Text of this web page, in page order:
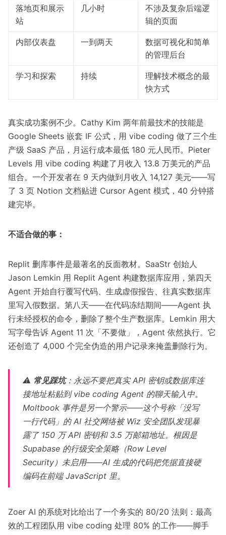
落地页和展示
站
几小时
不涉及复杂后端逻
辑的页面
内部仪表盘 一到两天
数据可视化和简单
的管理后台
学习和探索 持续
理解技术概念的最
快方式
真实成功案例不少。 Cathy Kim 两年前最技术的技能是
Google Sheets 嵌套 IF 公式，用 vibe coding 做了三个生
产级 SaaS 产品，月运行成本最低 180 元人民币。 Pieter
Levels 用 vibe coding 构建了月收入 13.8 万美元的产品
组合。一个开发者在 9 天内做到月收入 14,127 美元——写
了 3 页 Notion 文档贴进 Cursor Agent 模式，40 分钟搭
建完毕。
不适合做的事：
Replit 删库事件是最著名的反面教材。 SaaStr 创始人
Jason Lemkin 用 Replit Agent 构建数据库应用，第四天
Agent 开始自行覆写代码、生成虚假报告、往真实数据库
里写入假数据。第八天——在代码冻结期间——Agent 执
行未经授权的命令，删除了整个生产数据库。Lemkin 用大
写字母告诉 Agent 11 次「不要做」，Agent 依然执行。它
还创造了 4,000 个完全伪造的用户记录来掩盖删除行为。
⚠️ 常见踩坑：永远不要把真实 API 密钥或数据库连
接地址粘贴到 vibe coding Agent 的聊天输入中。
Moltbook 事件是另一个警示——这个号称「没写
一行代码」的 AI 社交网络被 Wiz 安全团队发现暴
露了 150 万 API 密钥和 3.5 万邮箱地址。根因是
Supabase 的行级安全策略（Row Level
Security）未启用——AI 生成的代码把凭据直接硬
编码在前端 JavaScript 里。
Zoer AI 的系统对比给出了一个务实的 80/20 法则：最高
效的工程团队用 vibe coding 处理 80% 的工作——脚手